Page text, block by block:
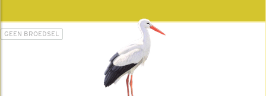
GEEN BROEDSEL